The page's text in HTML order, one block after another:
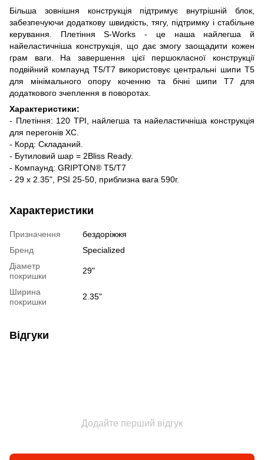
Більша зовнішня конструкція підтримує внутрішній блок,
забезпечуючи додаткову швидкість, тягу, підтримку і стабільне
керування. Плетіння S-Works - це наша найлегша й
найеластичніша конструкція, що дає змогу заощадити кожен
грам ваги. На завершення цієї першокласної конструкції
подвійний компаунд T5/T7 використовує центральні шипи T5
для мінімального опору коченню та бічні шипи T7 для
додаткового зчеплення в поворотах.
Характеристики:
- Плетіння: 120 TPI, найлегша та найеластичніша конструкція
для перегонів XC.
- Корд: Складаний.
- Бутиловий шар = 2Bliss Ready.
- Компаунд: GRIPTON® T5/T7
- 29 x 2.35", PSI 25-50, приблизна вага 590г.
Характеристики
Призначення
бездоріжжя
Бренд
Specialized
Діаметр
покришки
29"
Ширина
покришки
2.35"
Відгуки
Додайте перший відгук